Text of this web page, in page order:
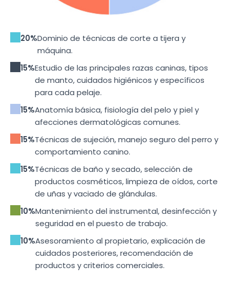
20%Dominio de técnicas de corte a tijera y
máquina.
15%Estudio de las principales razas caninas, tipos
de manto, cuidados higiénicos y específicos
para cada pelaje.
15%Anatomía básica, fisiología del pelo y piel y
afecciones dermatológicas comunes.
15%Técnicas de sujeción, manejo seguro del perro y
comportamiento canino.
15%Técnicas de baño y secado, selección de
productos cosméticos, limpieza de oídos, corte
de uñas y vaciado de glándulas.
10%Mantenimiento del instrumental, desinfección y
seguridad en el puesto de trabajo.
10%Asesoramiento al propietario, explicación de
cuidados posteriores, recomendación de
productos y criterios comerciales.